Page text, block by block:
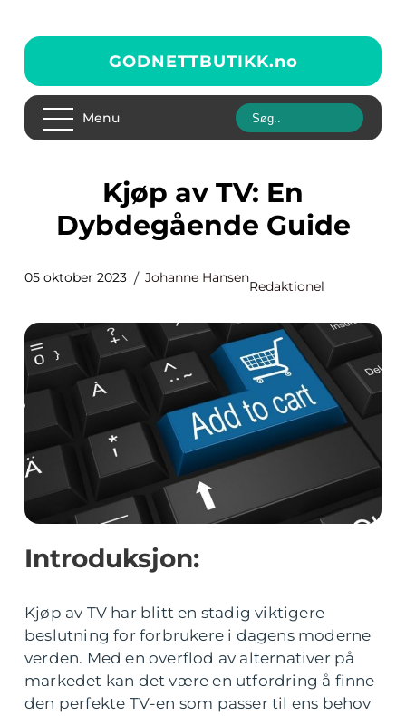
GODNETTBUTIKK.no
Menu
Kjøp av TV: En
Dybdegående Guide
05 oktober 2023 Johanne Hansen
Redaktionel
Introduksjon:
Kjøp av TV har blitt en stadig viktigere
beslutning for forbrukere i dagens moderne
verden. Med en overflod av alternativer på
markedet kan det være en utfordring å finne
den perfekte TV-en som passer til ens behov